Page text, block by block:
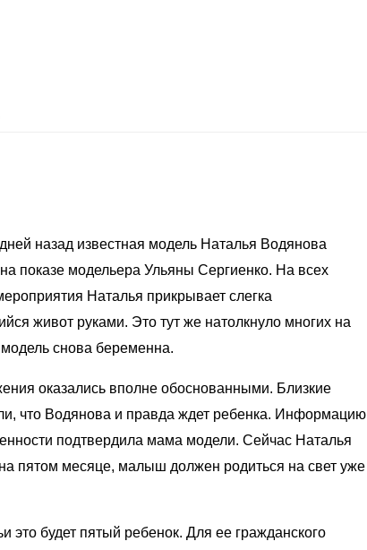
назад известная модель Наталья Водянова
показе модельера Ульяны Сергиенко. На всех
Наталья прикрывает слегка
живот руками. Это тут же натолкнуло многих на
снова беременна.
оказались вполне обоснованными. Близкие
что Водянова и правда ждет ребенка. Информацию
подтвердила мама модели. Сейчас Наталья
пятом месяце, малыш должен родиться на свет уже
это будет пятый ребенок. Для ее гражданского